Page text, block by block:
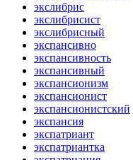
экслибрис
экслибрисист
экслибрисный
экспансивно
экспансивность
экспансивный
экспансионизм
экспансионист
экспансионистский
экспансия
экспатриант
экспатриантка